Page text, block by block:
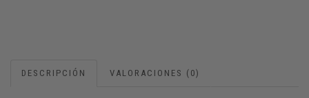
DESCRIPCIÓN VALORACIONES (0)